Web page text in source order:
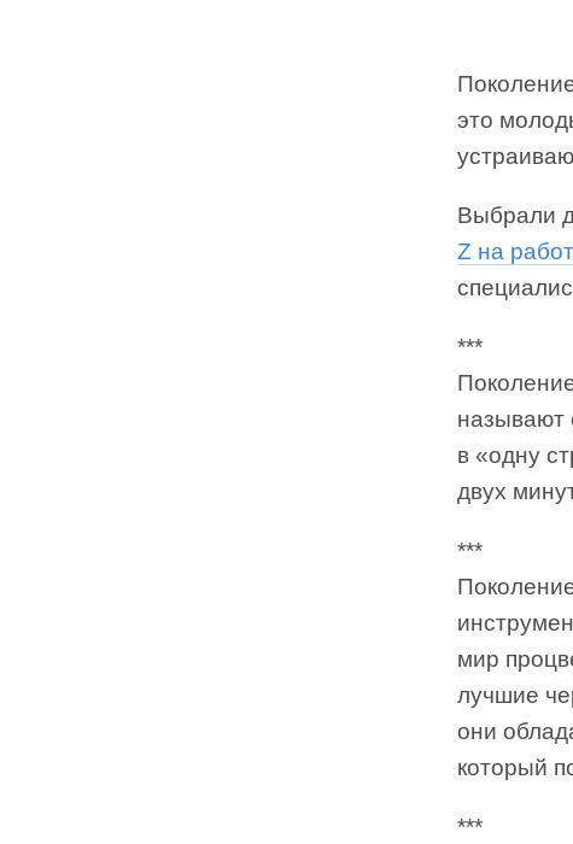
это
Выбрали
Z на
***
называют
в «одну
двух
***
мир
лучшие
они
который
***